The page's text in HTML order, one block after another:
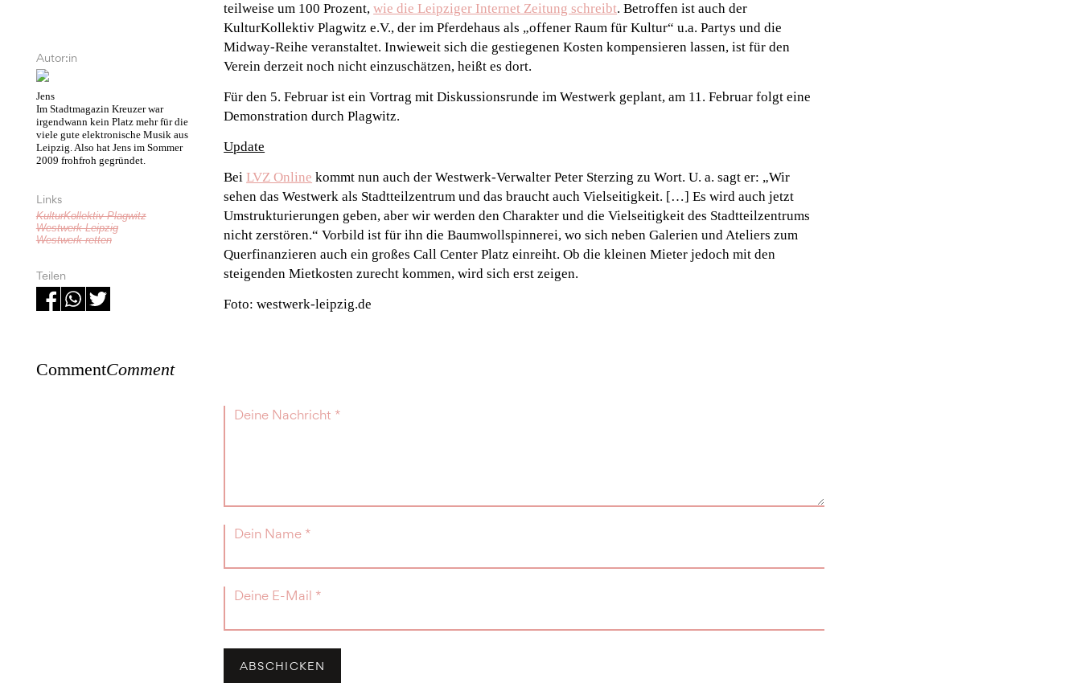
Autor:in
Jens
Im Stadtmagazin Kreuzer war
irgendwann kein Platz mehr für die
viele gute elektronische Musik aus
Leipzig. Also hat Jens im Sommer
2009 frohfroh gegründet.
Links
KulturKollektiv Plagwitz
Westwerk Leipzig
Westwerk retten
Teilen
teilweise um 100 Prozent,wie die Leipziger Internet Zeitung schreibt. Betroffen ist auch der
KulturKollektiv Plagwitz e.V., der im Pferdehaus als „offener Raum für Kultur“ u.a. Partys und die
Midway-Reihe veranstaltet. Inwieweit sich die gestiegenen Kosten kompensieren lassen, ist für den
Verein derzeit noch nicht einzuschätzen, heißt es dort.
Für den 5. Februar ist ein Vortrag mit Diskussionsrunde im Westwerk geplant, am 11. Februar folgt eine
Demonstration durch Plagwitz.
Update
BeiLVZ Online kommt nun auch der Westwerk-Verwalter Peter Sterzing zu Wort. U. a. sagt er: „Wir
sehen das Westwerk als Stadtteilzentrum und das braucht auch Vielseitigkeit. […] Es wird auch jetzt
Umstrukturierungen geben, aber wir werden den Charakter und die Vielseitigkeit des Stadtteilzentrums
nicht zerstören.“ Vorbild ist für ihn die Baumwollspinnerei, wo sich neben Galerien und Ateliers zum
Querfinanzieren auch ein großes Call Center Platz einreiht. Ob die kleinen Mieter jedoch mit den
steigenden Mietkosten zurecht kommen, wird sich erst zeigen.
Foto: westwerk-leipzig.de
CommentComment